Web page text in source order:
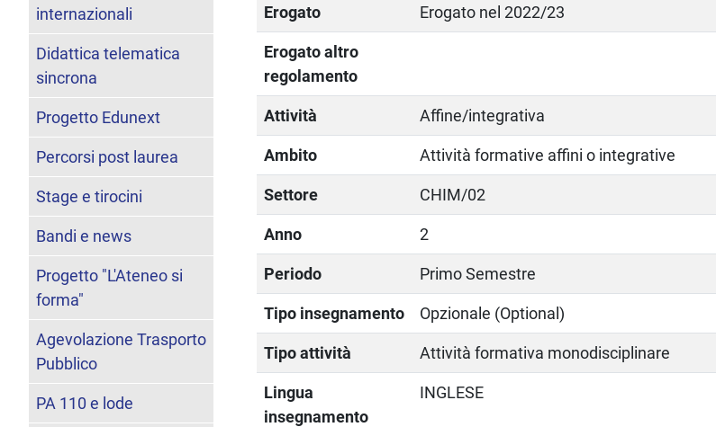
Erogato Erogato nel 2022/23
Erogato altro
regolamento
Attività Affine/integrativa
Ambito Attività formative affini o integrative
Settore CHIM/02
Anno 2
Periodo Primo Semestre
Tipo insegnamento Opzionale (Optional)
Tipo attività Attività formativa monodisciplinare
Lingua
insegnamento
INGLESE
internazionali
Didattica telematica
sincrona
Progetto Edunext
Percorsi post laurea
Stage e tirocini
Bandi e news
Progetto "L'Ateneo si
forma"
Agevolazione Trasporto
Pubblico
PA 110 e lode